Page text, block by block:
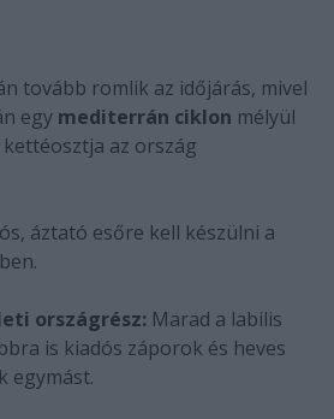
tovább romlik az időjárás, mivel
egy mediterrán ciklon mélyül
kettéosztja az ország
áztató esőre kell készülni a
országrész: Marad a labilis
is kiadós záporok és heves
egymást.